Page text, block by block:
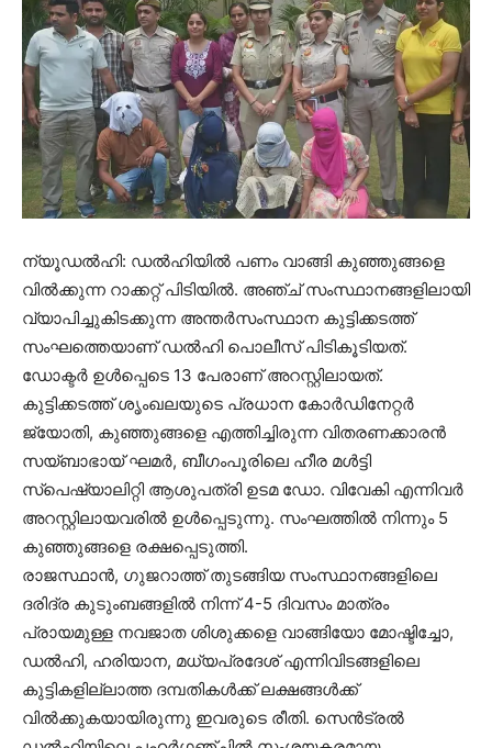
ന്യൂഡല്‍ഹി: ഡല്‍ഹിയില്‍ പണം വാങ്ങി കുഞ്ഞുങ്ങളെ
വില്‍ക്കുന്ന റാക്കറ്റ് പിടിയില്‍. അഞ്ച് സംസ്ഥാനങ്ങളിലായി
വ്യാപിച്ചുകിടക്കുന്ന അന്തര്‍സംസ്ഥാന കുട്ടിക്കടത്ത്
സംഘത്തെയാണ് ഡല്‍ഹി പൊലീസ് പിടികൂടിയത്.
ഡോക്ടര്‍ ഉള്‍പ്പെടെ 13 പേരാണ് അറസ്റ്റിലായത്.
കുട്ടിക്കടത്ത് ശൃംഖലയുടെ പ്രധാന കോര്‍ഡിനേറ്റര്‍
ജ്യോതി, കുഞ്ഞുങ്ങളെ എത്തിച്ചിരുന്ന വിതരണക്കാരന്‍
സയ്ബാഭായ് ഘമര്‍, ബീഗംപൂരിലെ ഹീര മള്‍ട്ടി
സ്‌പെഷ്യാലിറ്റി ആശുപത്രി ഉടമ ഡോ. വിവേകി എന്നിവര്‍
അറസ്റ്റിലായവരില്‍ ഉള്‍പ്പെടുന്നു. സംഘത്തില്‍ നിന്നും 5
കുഞ്ഞുങ്ങളെ രക്ഷപ്പെടുത്തി.
രാജസ്ഥാന്‍, ഗുജറാത്ത് തുടങ്ങിയ സംസ്ഥാനങ്ങളിലെ
ദരിദ്ര കുടുംബങ്ങളില്‍ നിന്ന് 4-5 ദിവസം മാത്രം
പ്രായമുള്ള നവജാത ശിശുക്കളെ വാങ്ങിയോ മോഷ്ടിച്ചോ,
ഡല്‍ഹി, ഹരിയാന, മധ്യപ്രദേശ് എന്നിവിടങ്ങളിലെ
കുട്ടികളില്ലാത്ത ദമ്പതികള്‍ക്ക് ലക്ഷങ്ങള്‍ക്ക്
വില്‍ക്കുകയായിരുന്നു ഇവരുടെ രീതി. സെന്‍ട്രല്‍